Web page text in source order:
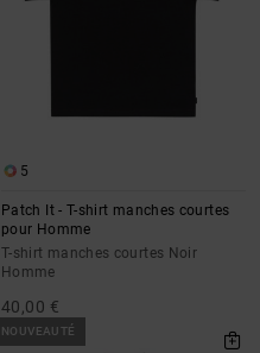
5
Patch It - T-shirt manches courtes
pour Homme
T-shirt manches courtes Noir
Homme
40,00 €
NOUVEAUTÉ